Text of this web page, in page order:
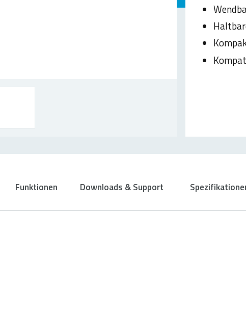
Funktionen Downloads & Support